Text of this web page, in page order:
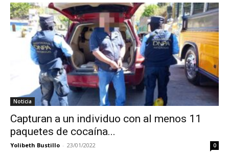
Noticia
Capturan a un individuo con al menos 11
paquetes de cocaína...
Yolibeth Bustillo - 23/01/2022 0